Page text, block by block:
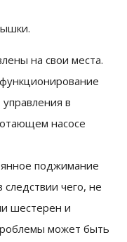
на свои места.
в
насосе
поджимание
чего, не
шестерен и
может быть